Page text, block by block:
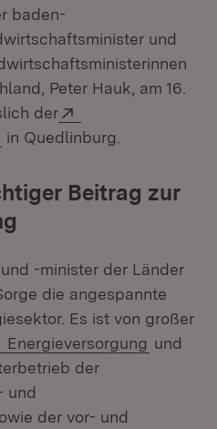
baden-
und
Peter Hauk, am 16.
der
(Öffnet in neuem Fenster)
in Quedlinburg.
Beitrag zur
-minister der Länder
die angespannte
Es ist von großer
Extern:
Energieversorgung (Öffnet
und
der
und
der vor- und